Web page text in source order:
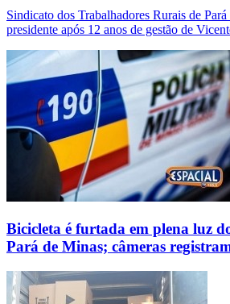
Sindicato dos Trabalhadores Rurais de
presidente após 12 anos de gestão de
Bicicleta é furtada em plena luz
Pará de Minas; câmeras